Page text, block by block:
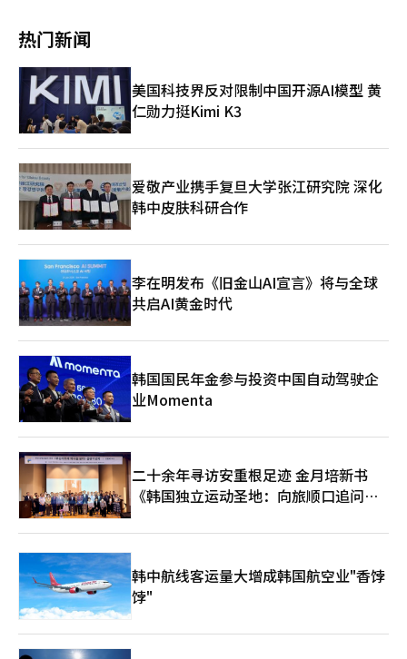
世界的区域探索、以过场动画为中心的叙事演绎以及基于手动战斗
的动作玩法被视为核心差异化要素。 在之前的媒体体验会上，游
戏结构显示出以主线故事为中心的单人游戏与多人内容并行的特
点。在主要战斗中，自动战斗的比例被降到最低，闪避、防御和技
能连携的时机成为重要的动作结构。 实际体验中，敌方AI不仅仅是
简单的被击反应，而是通过模式化的反击和闪避保持紧张感。在同
时对抗多个敌人的场景中，技能冷却时间管理和站位的重要性得到
了强调。 游戏的图形也着重反映了原作《权力的游戏》的独特氛
围。中世纪幻想特有的暗色调、细致的背景描绘，以及原作粉丝能
够识别的主要地区和角色设计等都增强了沉浸感。 特别是网石在
商业模式设计上，移除了在国内MMORPG市场中常见的概率型装
备抽取元素。通过强化以玩家的游戏和成长体验为中心的结构，旨
在实现符合全球主机和PC用户偏好的游戏性。 在多人内容中，既
略，并引入了基于战斗贡献度的MVP系统。 网石将在PC预发布的
同时，推出多种上线活动。玩家可以通过签到活动和等级达成活动
获得稀有等级的野人服装、驯鹿坐骑和传奇遗物选择箱等游戏道
具。 近期，网石加强了多平台和全球市场的战略，《权力的游
戏：国王之路》被视为未来业绩的关键新作。特别是结合全球知名
度高的IP与动作角色扮演游戏类型，预计将吸引全球用户。 网石
《权力的游戏：国王之路》总监张贤一在最近的媒体体验会上表
示：“我们大幅改编了结构，以确保玩家的努力能够转化为价值，
而不仅仅是运气。”他还提到：“目前正全力以赴准备在韩国、台
湾、日本、泰国等亚洲地区的发布。”※ 本报道经人工智能（AI）
系统翻译与编辑。
热门新闻
美国科技界反对限制中国开源AI模型 黄
仁勋力挺Kimi K3
爱敬产业携手复旦大学张江研究院 深化
韩中皮肤科研合作
李在明发布《旧金山AI宣言》将与全球
共启AI黄金时代
韩国国民年金参与投资中国自动驾驶企
业Momenta
二十余年寻访安重根足迹 金月培新书
《韩国独立运动圣地：向旅顺口追问历
韩中航线客运量大增成韩国航空业"香饽
饽"